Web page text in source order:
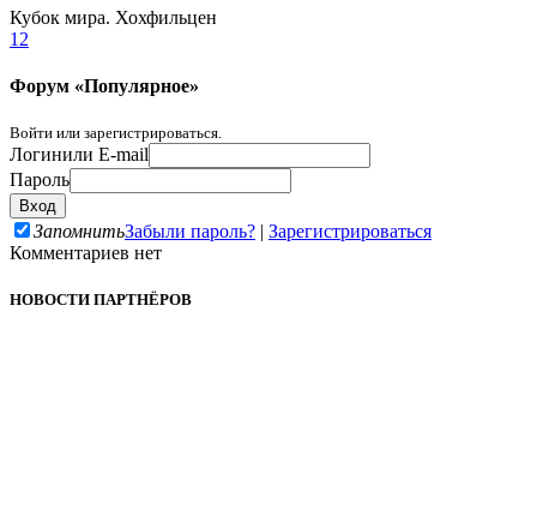
Кубок мира. Хохфильцен
1 2
Форум «Популярное»
Войти или зарегистрироваться.
Логинили E-mail
Пароль
ЗапомнитьЗабыли пароль? | Зарегистрироваться
Комментариев нет
НОВОСТИ ПАРТНЁРОВ